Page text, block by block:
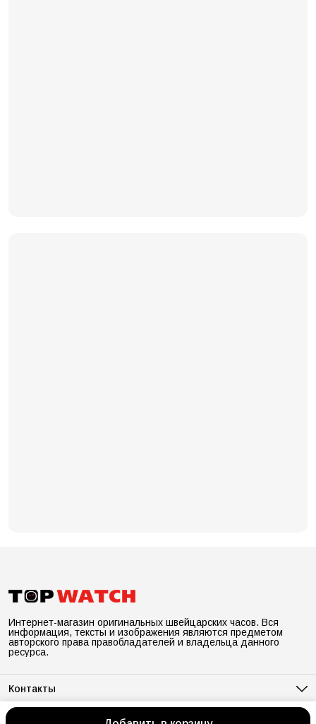
Интернет-магазин оригинальных швейцарских часов. Вся
информация, тексты и изображения являются предметом
авторского права правобладателей и владельца данного
ресурса.
Контакты
Адрес
Санкт-Петербург, ул.Рентгена лит.А д. 7, оф.278